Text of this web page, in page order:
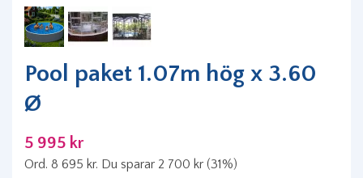
Pool paket 1.07m hög x 3.60
Ø
5 995 kr
Ord. 8 695 kr. Du sparar 2 700 kr (31%)